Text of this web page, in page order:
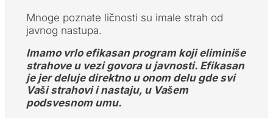
Mnoge poznate ličnosti su imale strah od
javnog nastupa.
Imamo vrlo efikasan program koji eliminiše
strahove u vezi govora u javnosti. Efikasan
je jer deluje direktno u onom delu gde svi
Vaši strahovi i nastaju, u Vašem
podsvesnom umu.